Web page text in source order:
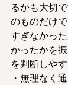
るかも大切
のものだけ
すぎなかっ
かったかを
を判断しや
・無理なく